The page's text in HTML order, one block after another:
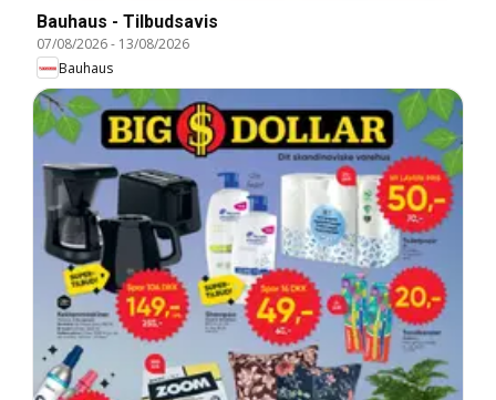
Bauhaus - Tilbudsavis
07/08/2026- 13/08/2026
Bauhaus